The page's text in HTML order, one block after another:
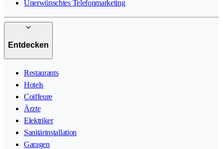
Unerwünschtes Telefonmarketing
Entdecken
Restaurants
Hotels
Coiffeure
Ärzte
Elektriker
Sanitärinstallation
Garagen